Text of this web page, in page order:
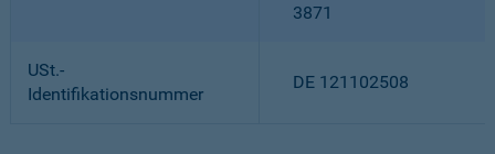
3871
USt.-
Identifikationsnummer
DE 121102508